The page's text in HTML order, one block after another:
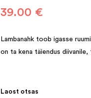
39.00 €
Lambanahk toob igasse
on ta kena täiendus diivanile,
Laost otsas